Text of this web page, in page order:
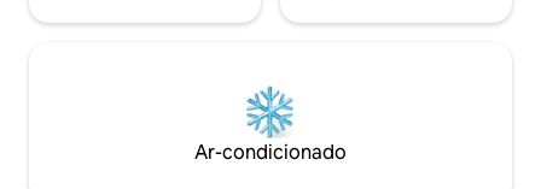
Ar-condicionado